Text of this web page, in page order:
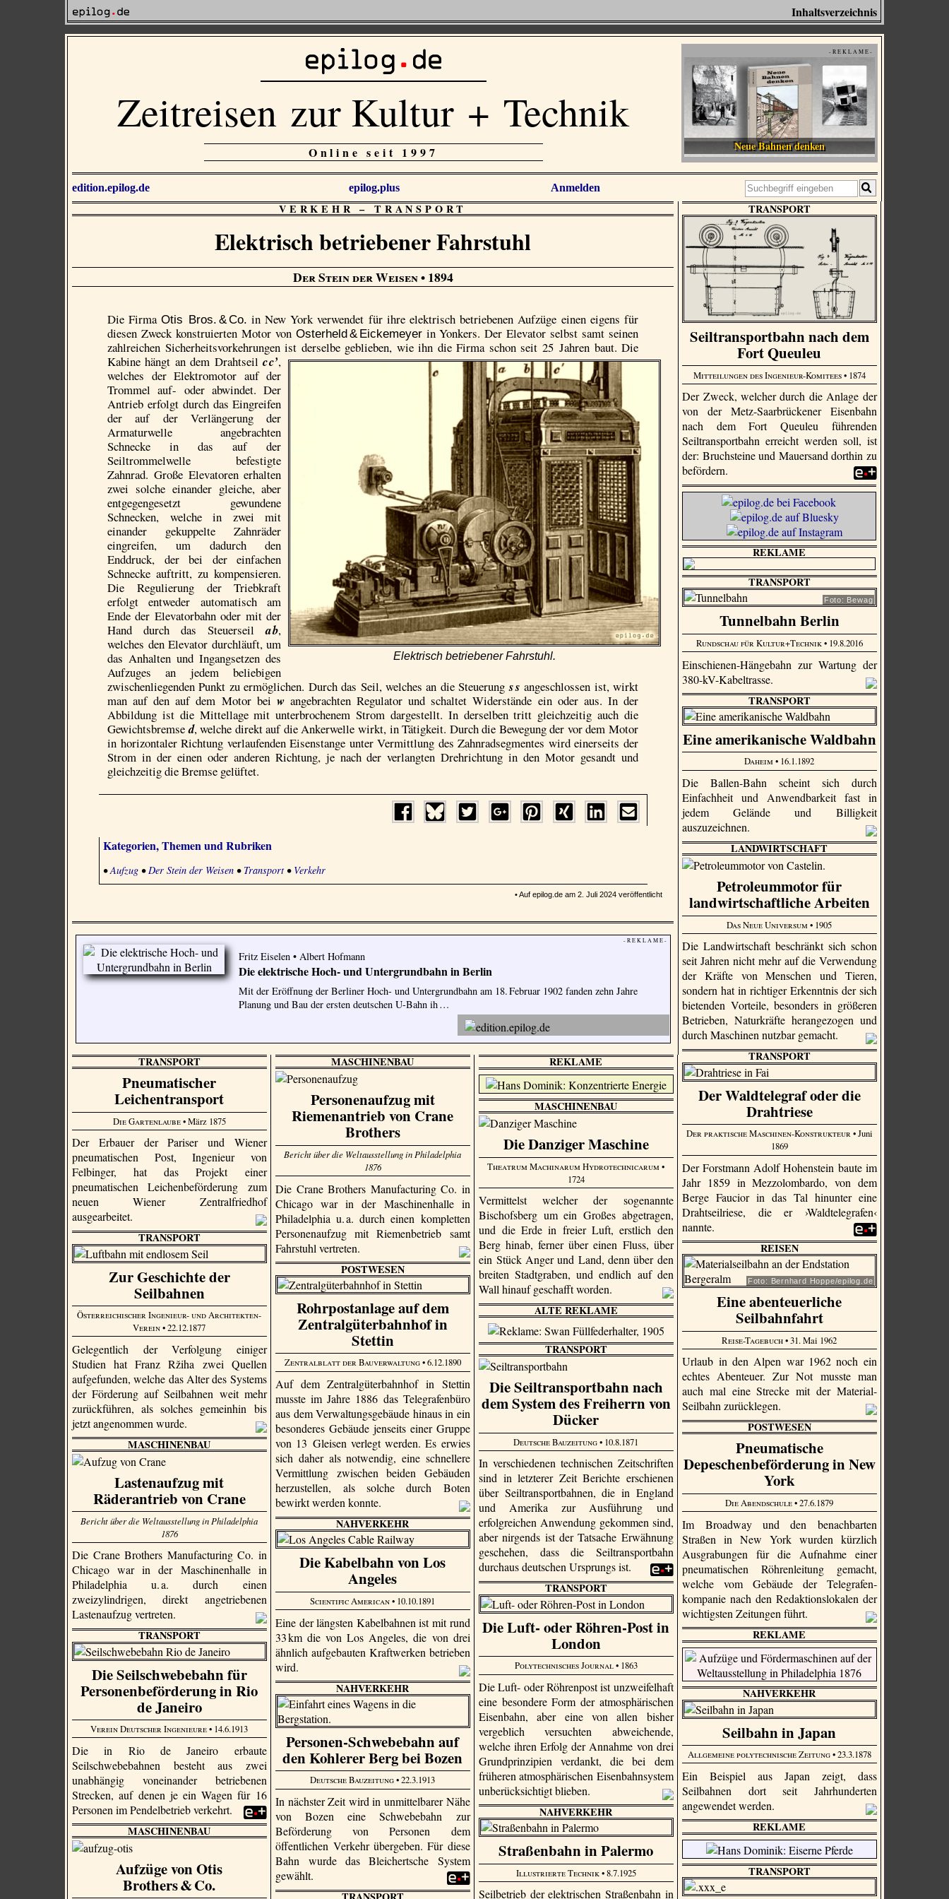
Inhaltsverzeichnis
Zeitreisen zur Kultur + Technik
Online seit 1997
- R E K L A M E -
Neue Bahnen denken
edition.epilog.de epilog.plus Anmelden
VERKEHR–TRANSPORT
Elektrisch betriebener Fahrstuhl
Der Stein der Weisen• 1894
Die FirmaOtis Bros. & Co. in New York verwendet für ihre elektrisch betriebenen Aufzüge einen eigens für
diesen Zweck konstruierten Motor von Osterheld & Eickemeyerin Yonkers. Der Elevator selbst samt seinen
zahlreichen Sicherheitsvorkehrungen ist derselbe geblieben, wie ihn die Firma schon seit 25 Jahren baut.
Elektrisch betriebener Fahrstuhl.
Die
Kabine hängt an dem Drahtseilc c’,
welches der Elektromotor auf der
Trommel auf- oder abwindet. Der
Antrieb erfolgt durch das Eingreifen
der auf der Verlängerung der
Armatur­welle angebrachten
Schnecke in das auf der
Seiltrommelwelle befestigte
Zahnrad. Große Eleva­toren erhalten
zwei solche einander gleiche, aber
entgegengesetzt gewundene
Schnecken, welche in zwei mit
einander gekuppelte Zahnräder
eingreifen, um dadurch den
Enddruck, der bei der einfachen
Schnecke auftritt, zu kompensieren.
Die Regulierung der Triebkraft
erfolgt entweder automatisch am
Ende der Elevator­bahn oder mit der
Hand durch das Steuerseila b,
welches den Elevator durchläuft, um
das Anhalten und Ingangsetzen des
Aufzuges an jedem beliebigen
zwischen­liegenden Punkt zu ermöglichen. Durch das Seil, welches an die Steuerungs s angeschlossen ist, wirkt
man auf den auf dem Motor bei wangebrachten Regulator und schaltet Widerstände ein oder aus. In der
Abbildung ist die Mittellage mit unterbrochenem Strom dargestellt. In derselben tritt gleichzeitig auch die
Gewichtsbremsed, welche direkt auf die Ankerwelle wirkt, in Tätigkeit. Durch die Bewegung der vor dem Motor
in horizontaler Richtung verlaufenden Eisenstange unter Vermittlung des Zahnradsegmentes wird einerseits der
Strom in der einen oder anderen Richtung, je nach der verlangten Drehrichtung in den Motor gesandt und
gleichzeitig die Bremse gelüftet.
Kategorien, Themen und Rubriken
•Aufzug •Der Stein der Weisen • Transport• Verkehr
• Auf epilog.de am 2. Juli 2024 veröffentlicht
- R E K L A M E -
Fritz Eiselen • Albert Hofmann
Die elektrische Hoch- und Untergrundbahn in Berlin
Mit der Eröffnung der Berliner Hoch- und Untergrundbahn am 18. Februar 1902 fanden zehn Jahre
Planung und Bau der ersten deutschen U-Bahn ih …
TRANSPORT
Seiltransportbahn nach dem
Fort Queuleu
Mitteilungen des Ingenieur-Komitees• 1874
Der Zweck, welcher durch die Anlage der
von der Metz-Saar­brücke­ner Eisenbahn
nach dem Fort Queuleu führenden
Seiltransportbahn erreicht werden soll, ist
der: Bruchsteine und Mauersand dorthin zu
befördern.
REKLAME
TRANSPORT
Foto: Bewag
Tunnelbahn Berlin
Rundschau für Kultur+Technik• 19.8.2016
Einschienen-Hängebahn zur Wartung der
380-kV-Kabeltrasse.
TRANSPORT
Eine amerikanische Waldbahn
Daheim • 16.1.1892
Die Ballen-Bahn scheint sich durch
Einfachheit und Anwendbarkeit fast in
jedem Gelände und Billigkeit
auszuzeichnen.
LANDWIRTSCHAFT
Petroleummotor für
landwirtschaftliche Arbeiten
Das Neue Universum • 1905
Die Landwirtschaft beschränkt sich schon
seit Jahren nicht mehr auf die Verwendung
der Kräfte von Menschen und Tieren,
sondern hat in richtiger Erkenntnis der sich
bietenden Vorteile, besonders in größeren
Betrieben, Naturkräfte herangezogen und
durch Maschinen nutzbar gemacht.
TRANSPORT
Der Waldtelegraf oder die
Drahtriese
Der praktische Maschinen-Konstrukteur• Juni
1869
Der Forstmann Adolf Hohenstein baute im
Jahr 1859 in Mezzo­lombardo, von dem
Berge Faucior in das Tal hinunter eine
Drahtseilriese, die er ›Waldtelegrafen‹
nannte.
TRANSPORT
Pneumatischer
Leichentransport
Die Gartenlaube• März 1875
Der Erbauer der Pariser und Wiener
pneumatischen Post, Ingenieur von
Felbinger, hat das Projekt einer
pneumatischen Leichenbeförderung zum
neuen Wiener Zentralfriedhof
ausgearbeitet.
MASCHINENBAU
Personenaufzug mit
Riemenantrieb von Crane
Brothers
Bericht über die Weltausstellung in Philadelphia
1876
Die Crane Brothers Manu­factu­ring Co. in
Chicago war in der Maschinenhalle in
Philadelphia u. a. durch einen kompletten
Personenaufzug mit Riemenbetrieb samt
Fahrstuhl vertreten.
REKLAME
MASCHINENBAU
Die Danziger Maschine
Theatrum Machinarum Hydrotechnicarum •
1724
Vermittelst welcher der sogenannte
Bischofsberg um ein Großes abgetragen,
und die Erde in freier Luft, erstlich den
Berg hinab, ferner über einen Fluss, über
ein Stück Anger und Land, denn über den
breiten Stadtgraben, und endlich auf den
Wall hinauf geschafft worden.
TRANSPORT
Zur Geschichte der
Seilbahnen
Österreichischer Ingenieur- und Architekten-
Verein• 22.12.1877
Gelegentlich der Verfolgung einiger
Studien hat Franz Ržiha zwei Quellen
aufgefunden, welche das Alter des Systems
der Förderung auf Seilbahnen weit mehr
zurückführen, als solches gemeinhin bis
jetzt angenommen wurde.
REISEN
Foto: Bernhard Hoppe/epilog.de
Eine abenteuerliche
Seilbahnfahrt
Reise-Tagebuch• 31. Mai 1962
Urlaub in den Alpen war 1962 noch ein
echtes Abenteuer. Zur Not musste man
auch mal eine Strecke mit der Material-
Seilbahn zurücklegen.
POSTWESEN
Rohrpostanlage auf dem
Zentralgüterbahnhof in
Stettin
Zentralblatt der Bauverwaltung• 6.12.1890
Auf dem Zentralgüterbahnhof in Stettin
musste im Jahre 1886 das Telegrafenbüro
aus dem Verwaltungsgebäude hinaus in ein
besonderes Gebäude jenseits einer Gruppe
von 13 Gleisen verlegt werden. Es erwies
sich daher als notwendig, eine schnellere
Vermittlung zwischen beiden Gebäuden
herzustellen, als solche durch Boten
bewirkt werden konnte.
ALTE REKLAME
TRANSPORT
Die Seiltransportbahn nach
dem System des Freiherrn von
Dücker
Deutsche Bauzeitung• 10.8.1871
In verschiedenen technischen Zeitschriften
sind in letzterer Zeit Berichte erschienen
über Seiltransportbahnen, die in England
und Amerika zur Ausführung und
erfolgreichen Anwendung gekommen sind,
aber nirgends ist der Tatsache Erwähnung
geschehen, dass die Seiltransportbahn
durchaus deutschen Ursprungs ist.
POSTWESEN
Pneumatische
Depeschenbeförderung in New
York
Die Abendschule• 27.6.1879
Im Broadway und den benachbarten
Straßen in New York wurden kürzlich
Ausgrabungen für die Aufnahme einer
pneumatischen Röhrenleitung gemacht,
welche vom Gebäude der Tele­grafen­
kompanie nach den Redak­tions­lokalen der
wichtigsten Zeitungen führt.
MASCHINENBAU
Lastenaufzug mit
Räderantrieb von Crane
Bericht über die Weltausstellung in Philadelphia
1876
Die Crane Brothers Manu­factu­ring Co. in
Chicago war in der Maschinenhalle in
Philadelphia u. a. durch einen
zweizylindrigen, direkt angetriebenen
Lastenaufzug vertreten.
NAHVERKEHR
Die Kabelbahn von Los
Angeles
Scientific American• 10.10.1891
Eine der längsten Kabelbahnen ist mit rund
33 km die von Los Angeles, die von drei
ähnlich aufgebauten Kraftwerken betrieben
wird.
TRANSPORT
Die Luft- oder Röhren-Post in
London
Polytechnisches Journal• 1863
Die Luft- oder Röhrenpost ist unzweifelhaft
eine besondere Form der atmosphärischen
Eisenbahn, aber eine von allen bisher
vergeblich versuchten abweichende,
welche ihren Erfolg der Annahme von drei
Grundprinzipien verdankt, die bei dem
früheren atmosphärischen Eisenbahnsystem
unberücksichtigt blieben.
REKLAME
NAHVERKEHR
Seilbahn in Japan
Allgemeine polytechnische Zeitung• 23.3.1878
Ein Beispiel aus Japan zeigt, dass
Seilbahnen dort seit Jahrhunderten
angewendet werden.
TRANSPORT
Die Seilschwebebahn für
Personenbeförderung in Rio
de Janeiro
Verein Deutscher Ingenieure• 14.6.1913
Die in Rio de Janeiro erbaute
Seilschwebebahnen besteht aus zwei
unabhängig voneinander betriebenen
Strecken, auf denen je ein Wagen für 16
Personen im Pendelbetrieb verkehrt.
NAHVERKEHR
Personen-Schwebebahn auf
den Kohlerer Berg bei Bozen
Deutsche Bauzeitung• 22.3.1913
In nächster Zeit wird in unmittelbarer Nähe
von Bozen eine Schwebebahn zur
Beförderung von Personen dem
öffentlichen Verkehr übergeben. Für diese
Bahn wurde das Bleichert­sche System
gewählt.
NAHVERKEHR
Straßenbahn in Palermo
Illustrierte Technik• 8.7.1925
Seilbetrieb der elektrischen Straßenbahn in
REKLAME
TRANSPORT
MASCHINENBAU
Aufzüge von Otis
Brothers & Co.